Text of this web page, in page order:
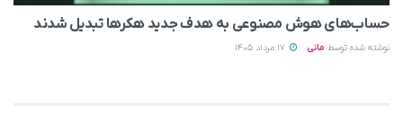
حساب‌های هوش مصنوعی به هدف جدید هکرها تبدیل شدند
نوشته شده توسط مانی